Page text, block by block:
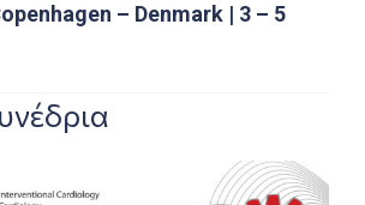
– Denmark | 3 – 5